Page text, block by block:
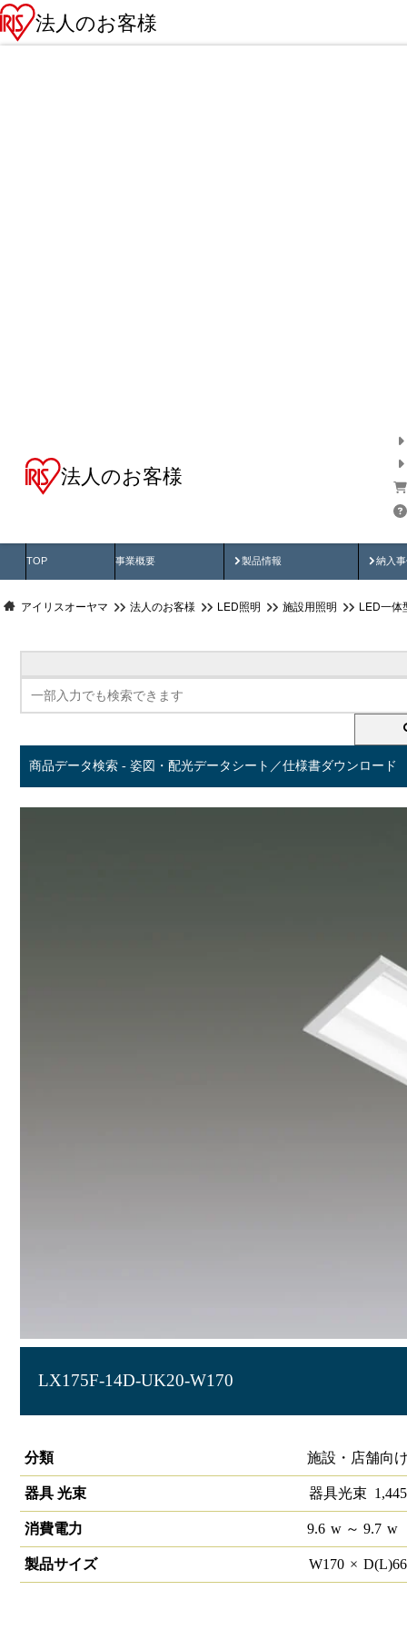
法人のお客様
法人のお客様
TOP 事業概要 製品情報
製品動画 納入
納
アイリスオーヤマ 法人のお客様 LED照明 施設用照明 LED一体
商品データ検索 - 姿図・配光データシート／仕様書ダウンロード
LX175F-14D-UK20-W170
分類
施設・店舗向
器具 光束 器具光束 1,445
消費電力 9.6 w～ 9.7 w
製品サイズ W170 × D(L)